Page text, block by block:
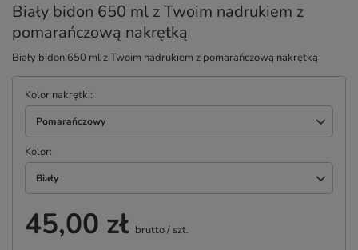
Biały bidon 650 ml z Twoim nadrukiem z
pomarańczową nakrętką
Biały bidon 650 ml z Twoim nadrukiem z pomarańczową nakrętką
Kolor nakrętki
Pomarańczowy
Kolor
Biały
45,00 zł brutto/ szt.